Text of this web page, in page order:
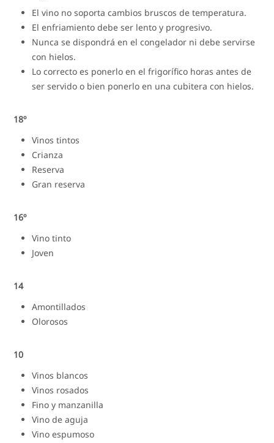
El vino no soporta cambios bruscos de temperatura.
El enfriamiento debe ser lento y progresivo.
Nunca se dispondrá en el congelador ni debe servirse
con hielos.
Lo correcto es ponerlo en el frigorífico horas antes de
ser servido o bien ponerlo en una cubitera con hielos.
18º
Vinos tintos
Crianza
Reserva
Gran reserva
16º
Vino tinto
Joven
14
Amontillados
Olorosos
10
Vinos blancos
Vinos rosados
Fino y manzanilla
Vino de aguja
Vino espumoso